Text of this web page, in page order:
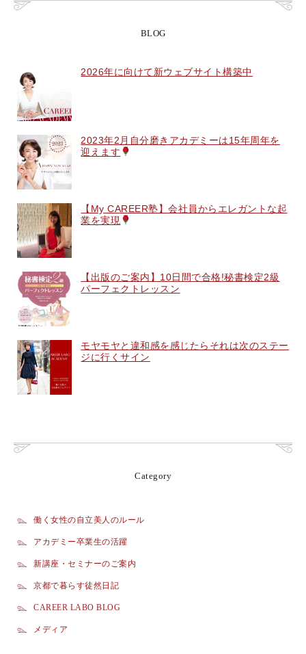
BLOG
2026年に向けて新ウェブサイト構築中
2023年2月自分磨きアカデミーは15年周年を
迎えます
【My CAREER塾】会社員からエレガントな起
業を実現
【出版のご案内】10日間で合格!秘書検定2級
パーフェクトレッスン
モヤモヤと違和感を感じたらそれは次のステー
ジに行くサイン
Category
働く女性の自立美人のルール
アカデミー卒業生の活躍
新講座・セミナーのご案内
京都で暮らす徒然日記
CAREER LABO BLOG
メディア